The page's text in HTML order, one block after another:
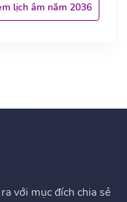
lịch âm năm 2036
với mục đích chia sẻ